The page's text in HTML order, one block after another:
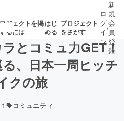
ジェクトを掲
るには
はじ
める
プロジェクト
をさがす
着プロ募集終了が近いプ
ロ
グ
イ
ン
/
新
規
会
員
登
録
とコミュ力GET！
、日本一周ヒッチ
クの旅
コミュニティ